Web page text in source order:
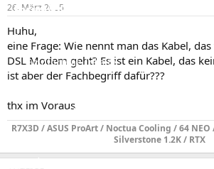
Forum
Aktuelles
Empfohlene Inhalte
Neueste Aktivitäten
Regeln
e
r
t
m
26. März 2005
Huhu,
eine Frage: Wie nennt man das Kabel,
DSL Modem geht? Es ist ein Kabel, das
ist aber der Fachbegriff dafür???
thx im Voraus
R7X3D / ASUS ProArt / Noctua Cooling / 64
Silverstone 1.2K / RTX